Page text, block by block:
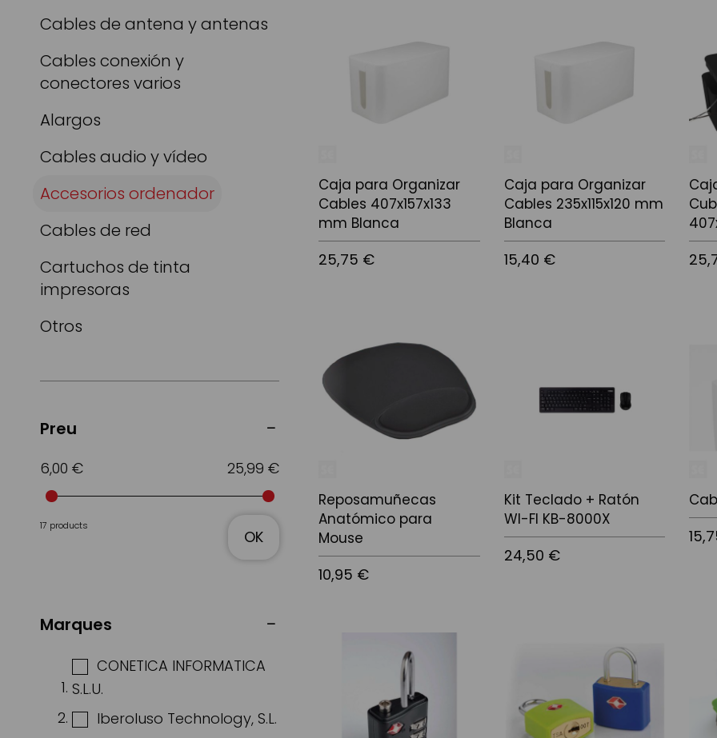
Caja para Organizar
Cables 407x157x133
mm Blanca
25,75 €
Caja para Organizar
Cables 235x115x120 mm
Blanca
15,40 €
Reposamuñecas
Anatómico para
Mouse
10,95 €
Kit Teclado + Ratón
WI-FI KB-8000X
24,50 €
Cables de antena y antenas
Cables conexión y
conectores varios
Alargos
Cables audio y vídeo
Accesorios ordenador
Cables de red
Cartuchos de tinta
impresoras
Otros
Preu
6,00 € 25,99 €
17 products
OK
Marques
CONETICA INFORMATICA
S.L.U.
Iberoluso Technology, S.L.